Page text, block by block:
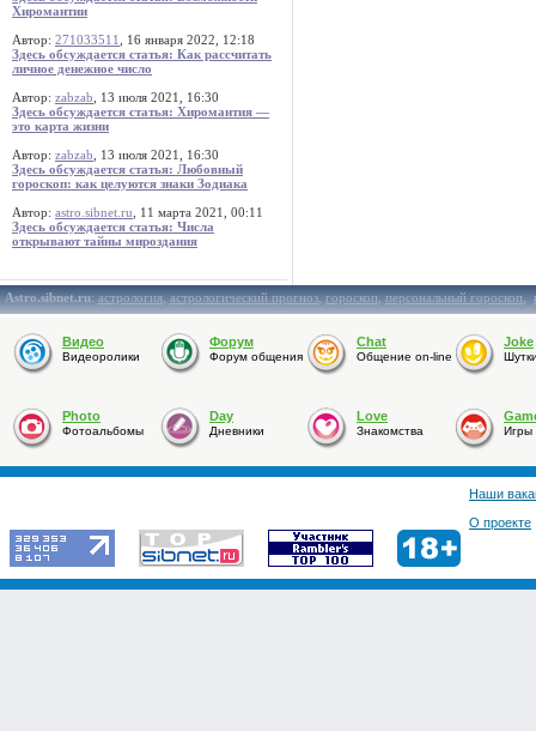
Хиромантии
Автор: 271033511
, 16 января 2022, 12:18
Здесь обсуждается статья: Как рассчитать
личное денежное число
Автор: zabzab , 13 июля 2021, 16:30
Здесь обсуждается статья: Хиромантия —
это карта жизни
Автор: zabzab , 13 июля 2021, 16:30
Здесь обсуждается статья: Любовный
гороскоп: как целуются знаки Зодиака
Автор: astro.sibnet.ru , 11 марта 2021, 00:11
Здесь обсуждается статья: Числа
открывают тайны мироздания
Astro.sibnet.ru:астрология,астрологический прогноз,гороскоп,персональный гороскоп,
Видео
Видеоролики
Форум
Форум общения
Chat
Общение on-line
Joke
Photo
Фотоальбомы
Day
Дневники
Love
Знакомства Игры
Наши
О проекте